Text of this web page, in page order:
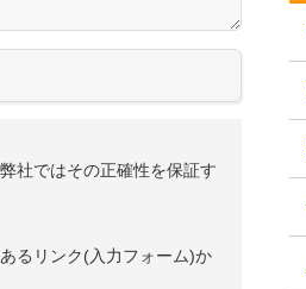
社ではその正確性を保証す
るリンク(入力フォーム)か